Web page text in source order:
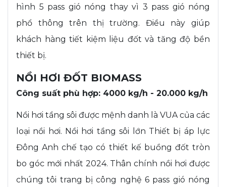
hình 5 pass gió nóng thay vì 3 pass gió nóng
phổ thông trên thị trường. Điều này giúp
khách hàng tiết kiệm liệu đốt và tăng độ bền
thiết bị.
NỒI HƠI ĐỐT BIOMASS
Công suất phù hợp: 4000 kg/h - 20.000 kg/h
Nồi hơi tầng sôi được mệnh danh là VUA của các
loại nồi hơi. Nồi hơi tầng sôi lớn Thiết bị áp lực
Đông Anh chế tạo có thiết kế buồng đốt tròn
bo góc mới nhất 2024. Thân chính nồi hơi được
chúng tôi trang bị công nghệ 6 pass gió nóng